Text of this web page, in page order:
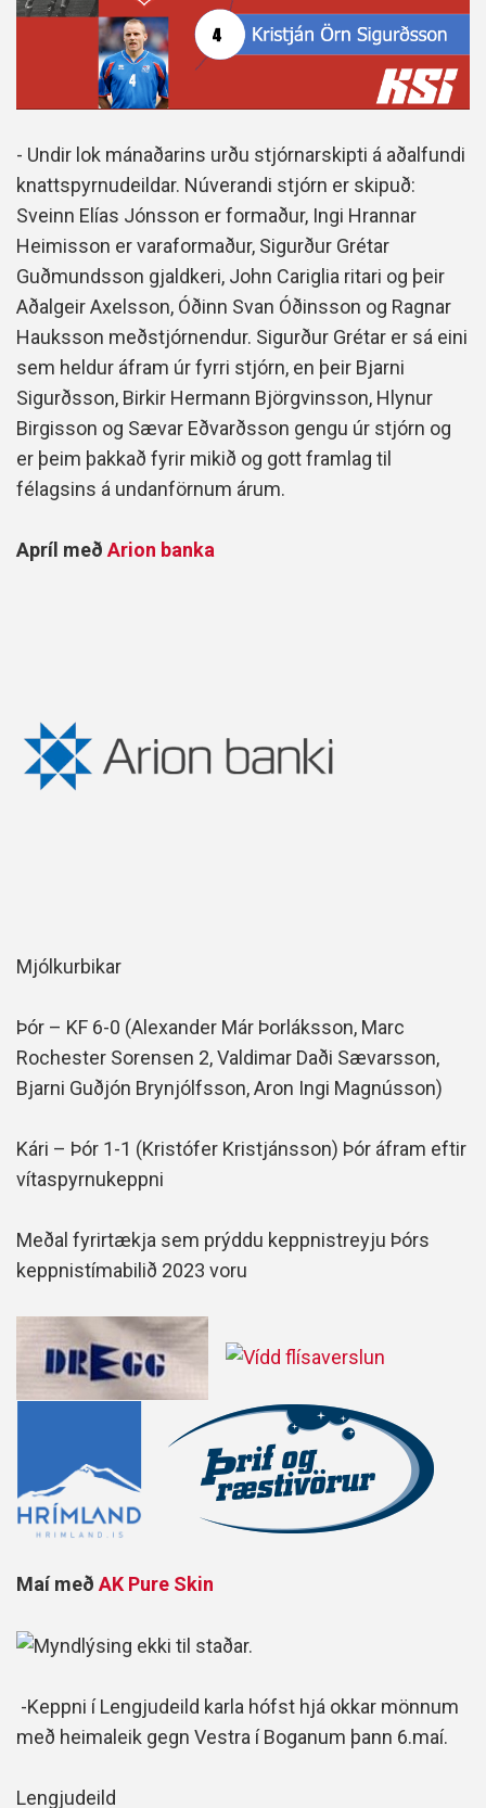
- Undir lok mánaðarins urðu stjórnarskipti á aðalfundi
knattspyrnudeildar. Núverandi stjórn er skipuð:
Sveinn Elías Jónsson er formaður, Ingi Hrannar
Heimisson er varaformaður, Sigurður Grétar
Guðmundsson gjaldkeri, John Cariglia ritari og þeir
Aðalgeir Axelsson, Óðinn Svan Óðinsson og Ragnar
Hauksson meðstjórnendur. Sigurður Grétar er sá eini
sem heldur áfram úr fyrri stjórn, en þeir Bjarni
Sigurðsson, Birkir Hermann Björgvinsson, Hlynur
Birgisson og Sævar Eðvarðsson gengu úr stjórn og
er þeim þakkað fyrir mikið og gott framlag til
félagsins á undanförnum árum.
Apríl með Arion banka
Mjólkurbikar
Þór – KF 6-0 (Alexander Már Þorláksson, Marc
Rochester Sorensen 2, Valdimar Daði Sævarsson,
Bjarni Guðjón Brynjólfsson, Aron Ingi Magnússon)
Kári – Þór 1-1 (Kristófer Kristjánsson) Þór áfram eftir
vítaspyrnukeppni
Meðal fyrirtækja sem prýddu keppnistreyju Þórs
keppnistímabilið 2023 voru
Maí með AK Pure Skin
-Keppni í Lengjudeild karla hófst hjá okkar mönnum
með heimaleik gegn Vestra í Boganum þann 6.maí.
Lengjudeild